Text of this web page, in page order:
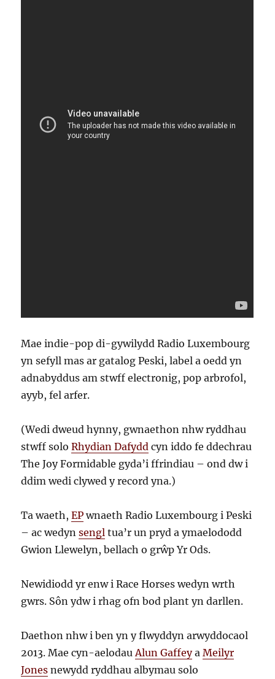
Mae indie-pop di-gywilydd Radio Luxembourg
yn sefyll mas ar gatalog Peski, label a oedd yn
adnabyddus am stwff electronig, pop arbrofol,
ayyb, fel arfer.
(Wedi dweud hynny, gwnaethon nhw ryddhau
stwff soloRhydian Dafydd cyn iddo fe ddechrau
The Joy Formidable gyda’i ffrindiau – ond dw i
ddim wedi clywed y record yna.)
Ta waeth,EP wnaeth Radio Luxembourg i Peski
– ac wedynsengl tua’r un pryd a ymaelododd
Gwion Llewelyn, bellach o grŵp Yr Ods.
Newidiodd yr enw i Race Horses wedyn wrth
gwrs. Sôn ydw i rhag ofn bod plant yn darllen.
Daethon nhw i ben yn y flwyddyn arwyddocaol
2013. Mae cyn-aelodauAlun GaffeyaMeilyr
Jones newydd ryddhau albymau solo